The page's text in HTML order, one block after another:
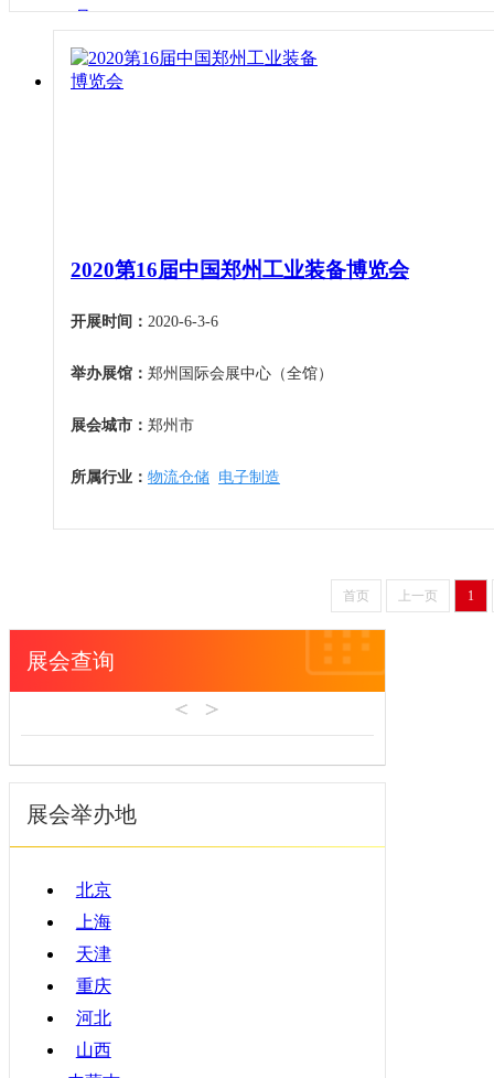
黑龙江
江苏
浙江
湖北
湖南
广西
贵州
宁夏
台湾
供水处理
轨道交通
物流仓储
烟草机械
医疗设备
1月
2月
3月
9月
10月
12月
2020第16届中国郑州工业装备博览会
开展时间： 2020-6-3-6
举办展馆： 郑州国际会展中心（全馆）
展会城市： 郑州市
所属行业： 物流仓储 电子制造
首页 上一页 1
展会查询
展会举办地
北京
上海
天津
重庆
河北
山西